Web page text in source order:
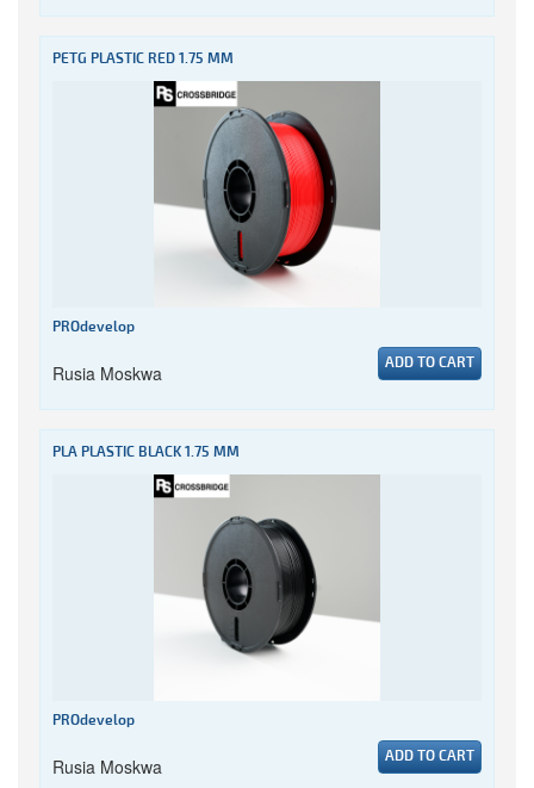
PETG PLASTIC RED 1.75 MM
PROdevelop
Rusia Moskwa ADD TO CART
PLA PLASTIC BLACK 1.75 MM
PROdevelop
Rusia Moskwa ADD TO CART